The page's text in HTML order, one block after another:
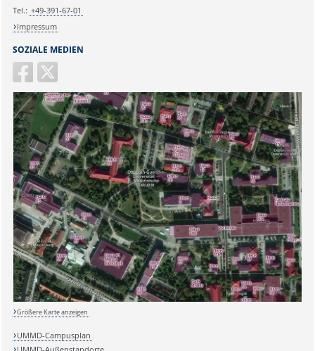
SOZIALE MEDIEN
Tel.: +49-391-67-01
Impressum
Größere Karte anzeigen
UMMD-Campusplan